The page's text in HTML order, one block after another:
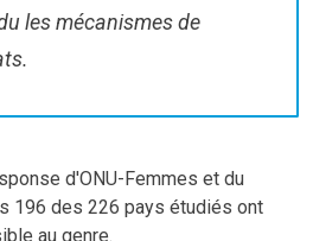
les mécanismes de
d'ONU-Femmes et du
196 des 226 pays étudiés ont
au genre.